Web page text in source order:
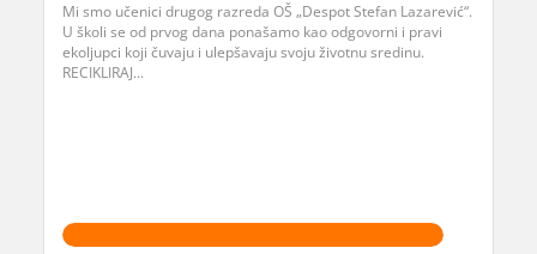
Mi smo učenici drugog razreda OŠ „Despot Stefan Lazarević“.
U školi se od prvog dana ponašamo kao odgovorni i pravi
ekoljupci koji čuvaju i ulepšavaju svoju životnu sredinu.
RECIKLIRAJ...